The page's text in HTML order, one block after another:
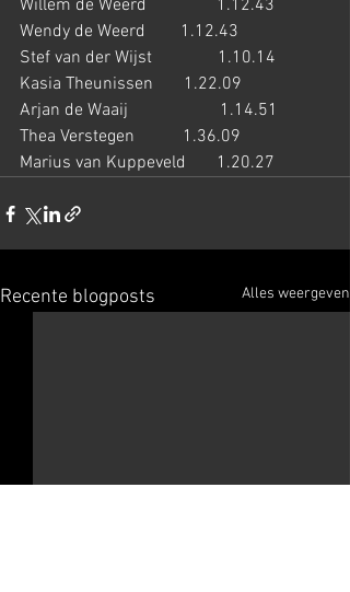
Willem de Weerd                1.12.43
Wendy de Weerd        1.12.43
Stef van der Wijst               1.10.14
Kasia Theunissen       1.22.09
Arjan de Waaij                     1.14.51
Thea Verstegen           1.36.09
Marius van Kuppeveld       1.20.27
Recente blogposts Alles weergeven